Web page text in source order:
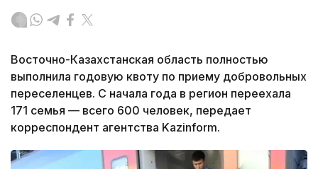
Восточно-Казахстанская область полностью
выполнила годовую квоту по приему добровольных
переселенцев. С начала года в регион переехала
171 семья — всего 600 человек, передает
корреспондент агентства Kazinform.